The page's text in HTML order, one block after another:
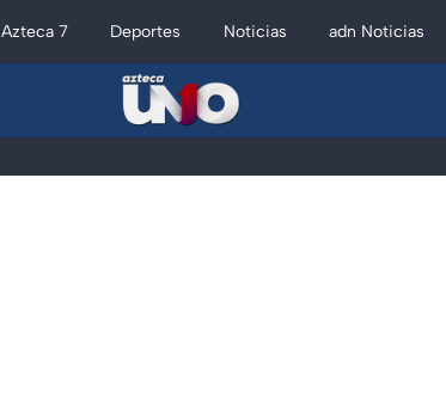
Azteca 7 Deportes Noticias adn Noticias